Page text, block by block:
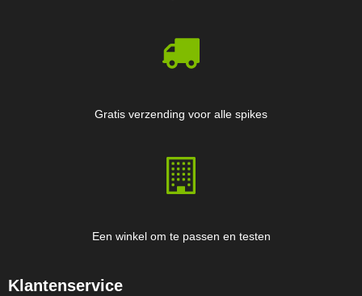
Gratis verzending voor alle spikes
Een winkel om te passen en testen
Klantenservice